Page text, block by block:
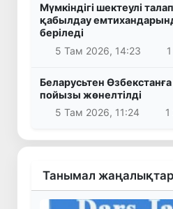
Мүмкіндігі шектеулі
қабылдау
беріледі
5 Там 2026, 14:23
Беларусьтен
пойызы жөнелтілді
5 Там 2026, 11:24
1
Танымал жаңалықтар